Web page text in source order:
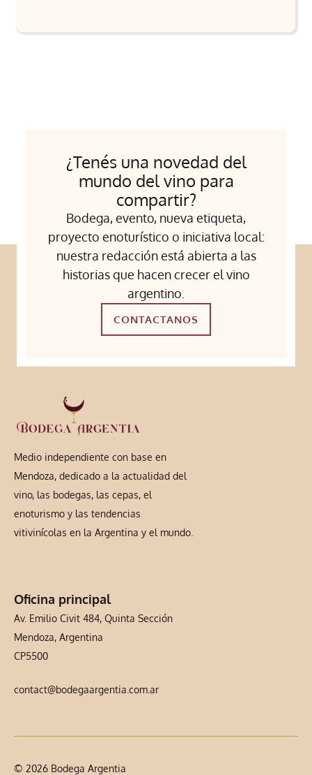
¿Tenés una novedad del
mundo del vino para
compartir?
Bodega, evento, nueva etiqueta,
proyecto enoturístico o iniciativa local:
nuestra redacción está abierta a las
historias que hacen crecer el vino
argentino.
CONTACTANOS
Medio independiente con base en
Mendoza, dedicado a la actualidad del
vino, las bodegas, las cepas, el
enoturismo y las tendencias
vitivinícolas en la Argentina y el mundo.
Oficina principal
Av. Emilio Civit 484, Quinta Sección
Mendoza, Argentina
CP5500
contact@bodegaargentia.com.ar
© 2026 Bodega Argentia